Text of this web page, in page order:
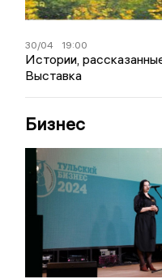
30/04 19:00
Истории,
Выставка
Бизнес